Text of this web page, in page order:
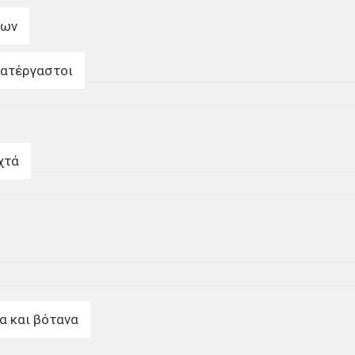
και βότανα